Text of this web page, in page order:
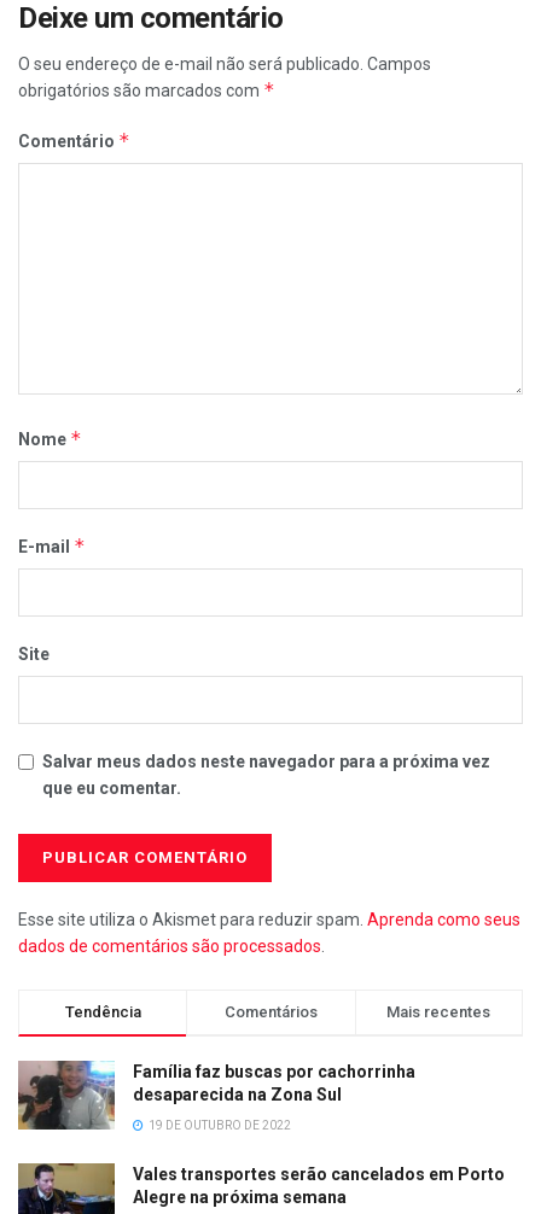
Deixe um comentário
O seu endereço de e-mail não será publicado. Campos
obrigatórios são marcados com *
Comentário *
Nome *
E-mail *
Site
Salvar meus dados neste navegador para a próxima vez
que eu comentar.
Esse site utiliza o Akismet para reduzir spam. Aprenda como seus
dados de comentários são processados.
Tendência Comentários Mais recentes
Família faz buscas por cachorrinha
desaparecida na Zona Sul
19 DE OUTUBRO DE 2022
Vales transportes serão cancelados em Porto
Alegre na próxima semana